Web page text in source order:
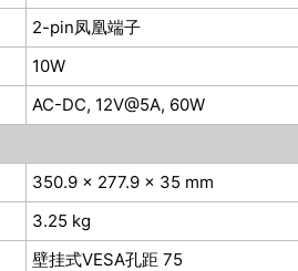
2-pin凤凰端子
10W
AC-DC, 12V@5A, 60W
350.9 x 277.9 x 35 mm
3.25 kg
壁挂式VESA孔距 75